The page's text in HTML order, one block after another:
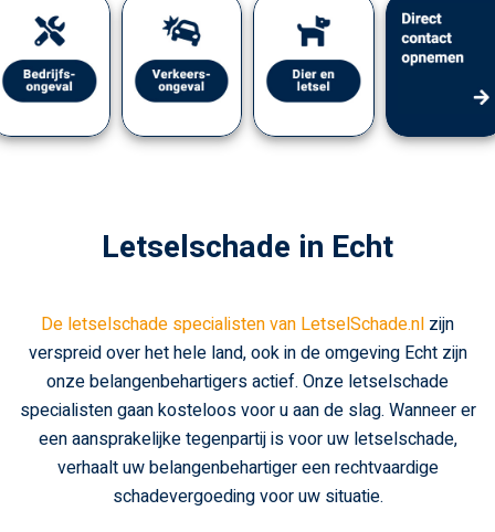
Letselschade in Echt
De letselschade specialisten van LetselSchade.nl zijn
verspreid over het hele land, ook in de omgeving Echt zijn
onze belangenbehartigers actief. Onze letselschade
specialisten gaan kosteloos voor u aan de slag. Wanneer er
een aansprakelijke tegenpartij is voor uw letselschade,
verhaalt uw belangenbehartiger een rechtvaardige
schadevergoeding voor uw situatie.